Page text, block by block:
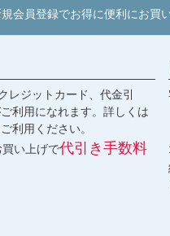
規会員登録でお得に便利にお買
レジットカード、代金引
利用になれます。詳しくは
利用ください。
い上げで代引き手数料